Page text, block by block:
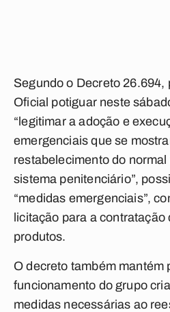
Segundo o Decreto 26.694,
Oficial potiguar neste
“legitimar a adoção e
emergenciais que se
restabelecimento do
sistema penitenciário”,
“medidas emergenciais”,
licitação para a contratação
produtos.
O decreto também mantém
funcionamento do grupo
medidas necessárias ao